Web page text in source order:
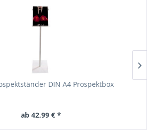
DIN A4 Prospektbox
ab 42,99 € *